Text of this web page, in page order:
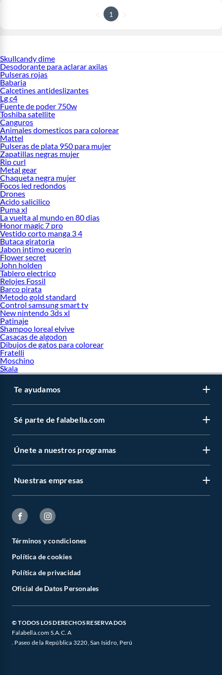
1
Skullcandy dime
Desodorante para aclarar axilas
Pulseras rojas
Babaria
Calcetines antideslizantes
Lg c4
Fuente de poder 750w
Toshiba satellite
Canguros
Animales domesticos para colorear
Mattel
Pulseras de plata 950 para mujer
Zapatillas negras mujer
Rip curl
Metal gear
Chaqueta negra mujer
Focos led redondos
Drones
Acido salicilico
Puma xl
La vuelta al mundo en 80 dias
Honor magic 7 pro
Vestido corto manga 3 4
Butaca giratoria
Jabon intimo eucerin
Flower secret
John holden
Tablero electrico
Relojes Fossil
Barco pirata
Metodo gold standard
Control samsung smart tv
New nintendo 3ds xl
Patinaje
Shampoo loreal elvive
Casacas de algodon
Dibujos de gatos para colorear
Fratelli
Moschino
Skala
Te ayudamos
Sé parte de falabella.com
Únete a nuestros programas
Nuestras empresas
Términos y condiciones
Política de cookies
Política de privacidad
Oficial de Datos Personales
© TODOS LOS DERECHOS RESERVADOS
Falabella.com S.A.C. A
. Paseo de la República 3220, San Isidro, Perú